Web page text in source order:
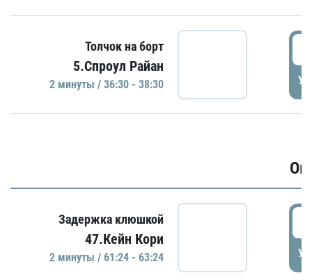
Толчок на борт
5.Спроул Райан
2 минуты / 36:30 - 38:30
Задержка клюшкой
47.Кейн Кори
2 минуты / 61:24 - 63:24